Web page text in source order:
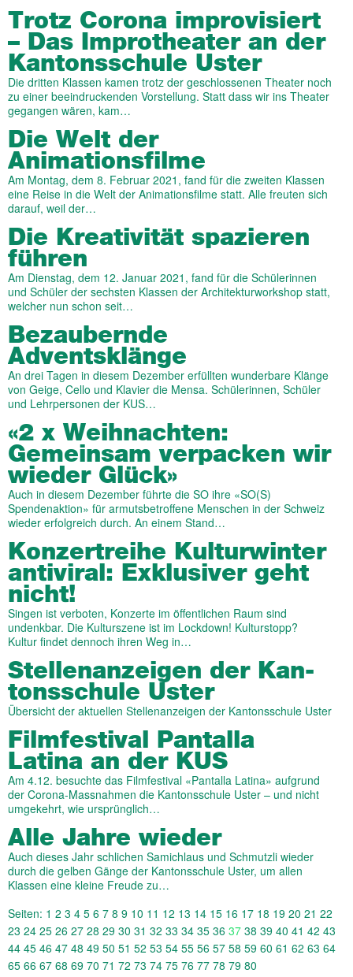
Trotz Corona improvisiert
– Das Improtheater an der
Kantonsschule Uster
Die dritten Klassen kamen trotz der geschlossenen Theater noch
zu einer beeindruckenden Vorstellung. Statt dass wir ins Theater
gegangen wären, kam…
Die Welt der
Animationsfilme
Am Montag, dem 8. Februar 2021, fand für die zweiten Klassen
eine Reise in die Welt der Animationsfilme statt. Alle freuten sich
darauf, weil der…
Die Kreativität spazieren
führen
Am Dienstag, dem 12. Januar 2021, fand für die Schülerinnen
und Schüler der sechsten Klassen der Architekturworkshop statt,
welcher nun schon seit…
Bezaubernde
Adventsklänge
An drei Tagen in diesem Dezember erfüllten wunderbare Klänge
von Geige, Cello und Klavier die Mensa. Schülerinnen, Schüler
und Lehrpersonen der KUS…
«2 x Weihnachten:
Gemeinsam verpacken wir
wieder Glück»
Auch in diesem Dezember führte die SO ihre «SO(S)
Spendenaktion» für armutsbetroffene Menschen in der Schweiz
wieder erfolgreich durch. An einem Stand…
Konzertreihe Kulturwinter
antiviral: Exklusiver geht
nicht!
Singen ist verboten, Konzerte im öffentlichen Raum sind
undenkbar. Die Kulturszene ist im Lockdown! Kulturstopp?
Kultur findet dennoch ihren Weg in…
Stellen­an­zeigen der Kan­
tons­schule Uster
Übersicht der aktuellen Stellenanzeigen der Kantonsschule Uster
Filmfestival Pantalla
Latina an der KUS
Am 4.12. besuchte das Filmfestival «Pantalla Latina» aufgrund
der Corona-Massnahmen die Kantonsschule Uster – und nicht
umgekehrt, wie ursprünglich…
Alle Jahre wieder
Auch dieses Jahr schlichen Samichlaus und Schmutzli wieder
durch die gelben Gänge der Kantonsschule Uster, um allen
Klassen eine kleine Freude zu…
Seiten: 1 2 3 4 5 6 7 8 9 10 11 12 13 14 15 16 17 18 19 20 21 22
23 24 25 26 27 28 29 30 31 32 33 34 35 36 37 38 39 40 41 42 43
44 45 46 47 48 49 50 51 52 53 54 55 56 57 58 59 60 61 62 63 64
65 66 67 68 69 70 71 72 73 74 75 76 77 78 79 80